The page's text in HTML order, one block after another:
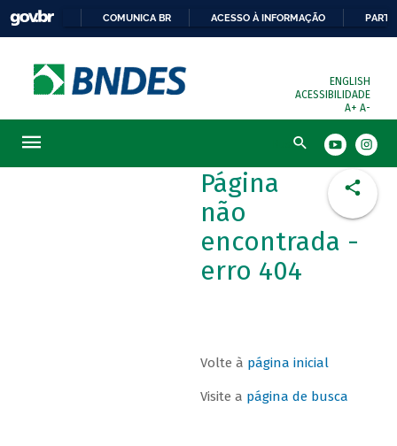
COMUNICA BR ACESSO À INFORMAÇÃO
ENGLISH
ACESSIBILIDADE
A+ A-
Busca
Página
não
encontrada -
erro 404
Volte à página inicial
Visite a página de busca